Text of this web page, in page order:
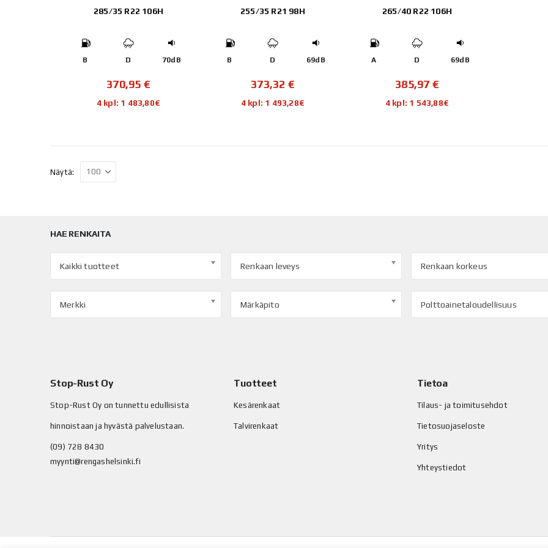
285/35 R22 106H
B D 70dB
370,95 €
4 kpl: 1 483,80€
255/35 R21 98H
B D 69dB
373,32 €
4 kpl: 1 493,28€
265/40 R22 106H
A D 69dB
385,97 €
4 kpl: 1 543,88€
Näytä:
HAE RENKAITA
Kaikki tuotteet Renkaan leveys Renkaan korkeus
Merkki Märkäpito Polttoainetaloudellisuus
Stop-Rust Oy
Stop-Rust Oy on tunnettu edullisista
hinnoistaan ja hyvästä palvelustaan.
(09) 728 8430
myynti@rengashelsinki.fi
Tuotteet
Kesärenkaat
Talvirenkaat
Tietoa
Tilaus- ja toimitusehdot
Tietosuojaseloste
Yritys
Yhteystiedot